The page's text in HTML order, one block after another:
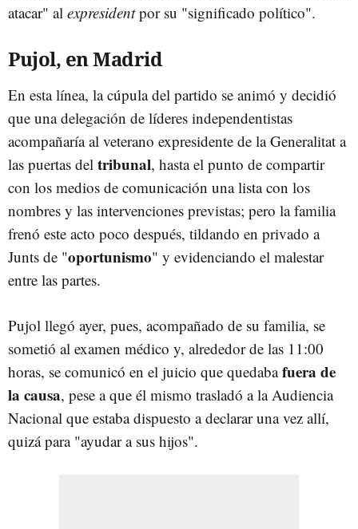
atacar" al expresidentpor su "significado político".
Pujol, en Madrid
En esta línea, la cúpula del partido se animó y decidió
que una delegación de líderes independentistas
acompañaría al veterano expresidente de la Generalitat a
las puertas del tribunal, hasta el punto de compartir
con los medios de comunicación una lista con los
nombres y las intervenciones previstas; pero la familia
frenó este acto poco después, tildando en privado a
Junts de "oportunismo" y evidenciando el malestar
entre las partes.
Pujol llegó ayer, pues, acompañado de su familia, se
sometió al examen médico y, alrededor de las 11:00
horas, se comunicó en el juicio que quedabafuera de
la causa, pese a que él mismo trasladó a la Audiencia
Nacional que estaba dispuesto a declarar una vez allí,
quizá para "ayudar a sus hijos".